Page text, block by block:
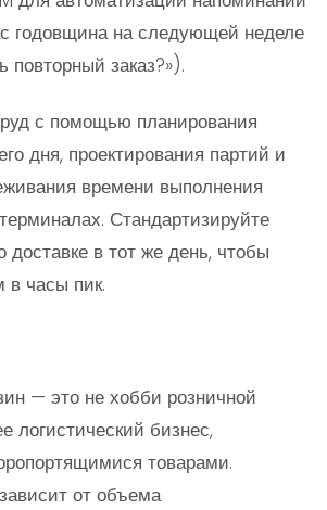
годовщина на следующей неделе
повторный заказ?»).
с помощью планирования
дня, проектирования партий и
времени выполнения
Стандартизируйте
доставке в тот же день, чтобы
в часы пик.
— это не хобби розничной
логистический бизнес,
товарами.
от объема